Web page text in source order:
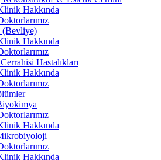
Hakkında
Hakkında
Hastalıkları
Hakkında
Hakkında
Hakkında